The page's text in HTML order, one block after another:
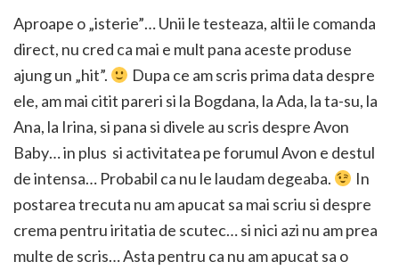
Aproape o „isterie”… Unii le testeaza, altii le comanda
direct, nu cred ca mai e mult pana aceste produse
ajung un „hit”.
Dupa ce am scris prima data despre
ele, am mai citit pareri si la Bogdana, la Ada, la ta-su, la
Ana, la Irina, si pana si divele au scris despre Avon
Baby… in plus si activitatea pe forumul Avon e destul
de intensa… Probabil ca nu le laudam degeaba.
In
postarea trecuta nu am apucat sa mai scriu si despre
crema pentru iritatia de scutec… si nici azi nu am prea
multe de scris… Asta pentru ca nu am apucat sa o